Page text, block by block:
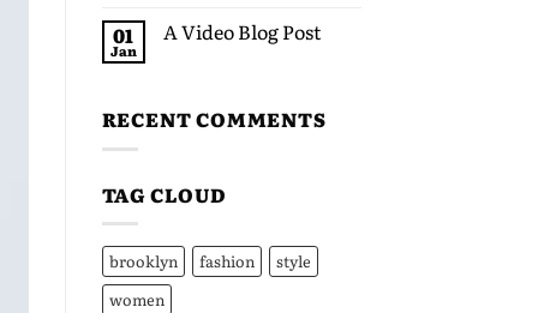
01
Jan
A Video Blog Post
RECENT COMMENTS
TAG CLOUD
brooklyn fashion
style
women